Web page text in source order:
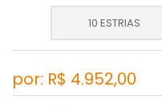
10 ESTRIAS
por: R$ 4.952,00